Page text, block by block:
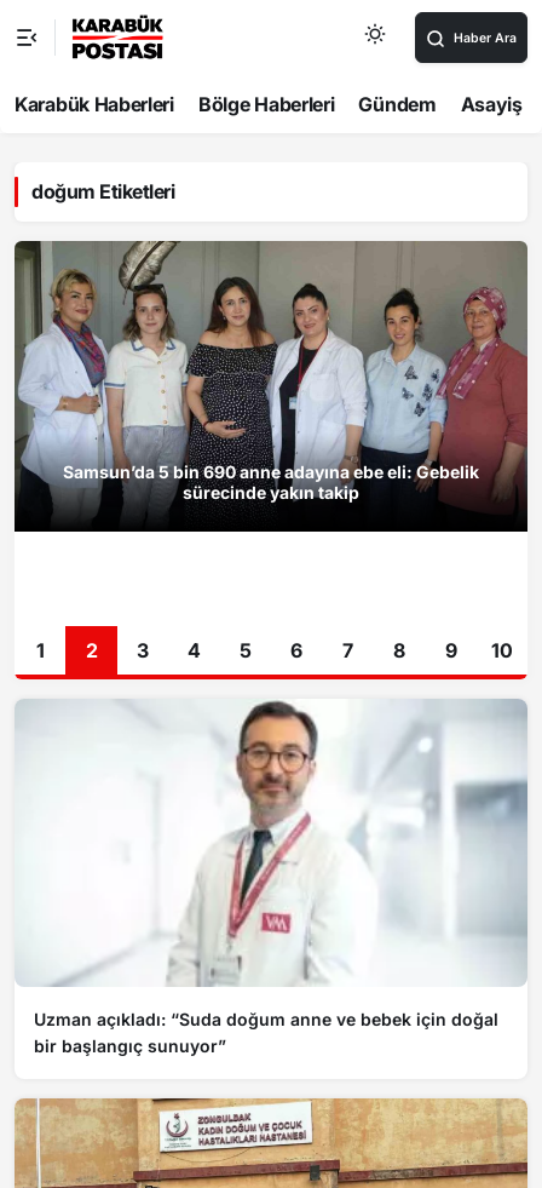
Haber Ara
Karabük Haberleri Bölge Haberleri Gündem Asayiş
doğum Etiketleri
Samsun’da 5 bin 690 anne adayına ebe eli: Gebelik
sürecinde yakın takip
1 2 3 4 5 6 7 8 9 10
Uzman açıkladı: “Suda doğum anne ve bebek için doğal
bir başlangıç sunuyor”